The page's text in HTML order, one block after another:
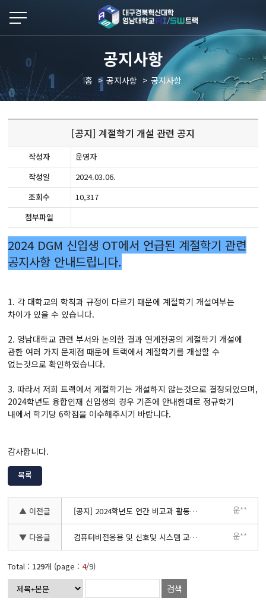
공지사항
홈 공지사항 공지사항
[공지] 계절학기 개설 관련 공지
작성자
운영자
작성일
2024.03.06.
조회수
10,317
첨부파일
2024 DGM 신입생 OT에서 언급된 계절학기 관련
공지사항 안내드립니다.
1. 각 대학교의 학칙과 규정이 다르기 때문에 계절학기 개설여부는
차이가 있을 수 있습니다.
2. 영남대학교 관련 부서와 논의한 결과 연계전공의 계절학기 개설에
관한 여러 가지 문제점 때문에 트랙에서 계절학기를 개설할 수
없는것으로 확인하였습니다.
3. 따라서 저희 트랙에서 계절학기는 개설하지 않는것으로 결정되었으며,
2024학년도 융합인재 신입생의 경우 기존에 안내한대로 정규학기
내에서 학기당 6학점을 이수해주시기 바랍니다.
감사합니다.
목록
▲ 이전글 [공지] 2024학년도 연간 비교과 활동 계획 운**
▼ 다음글 컴퓨터비전응용 및 신호및 시스템 교과목 ZOOM 수업관련 운**
Total : 129개 (page : 4/9)
검색